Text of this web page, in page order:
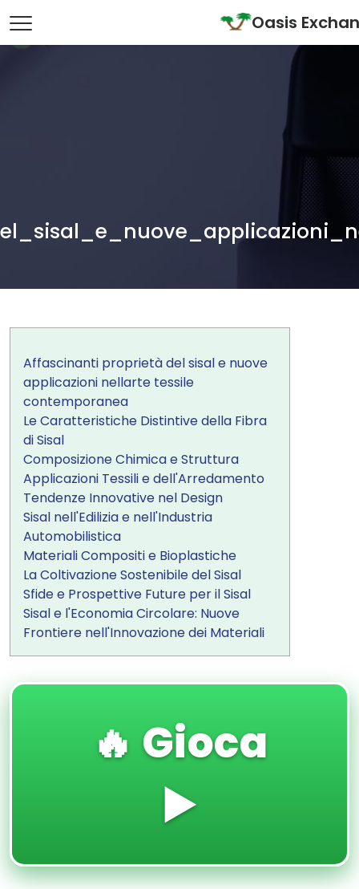
Main Navigation Oasis
Affascinanti proprietà del sisal e nuove
applicazioni nellarte tessile
contemporanea
Le Caratteristiche Distintive della Fibra
di Sisal
Composizione Chimica e Struttura
Applicazioni Tessili e dell'Arredamento
Tendenze Innovative nel Design
Sisal nell'Edilizia e nell'Industria
Automobilistica
Materiali Compositi e Bioplastiche
La Coltivazione Sostenibile del Sisal
Sfide e Prospettive Future per il Sisal
Sisal e l'Economia Circolare: Nuove
Frontiere nell'Innovazione dei Materiali
🔥 Gioca
▶️